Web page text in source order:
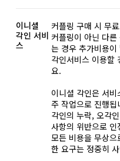
이니셜
각인 서비
스
커플링 구매 시 무
커플링이 아닌 다
는 경우 추가비용이
각인서비스 이용할
요.
이니셜 각인은 서
주 작업으로 진행됩
각인의 누락, 오각
사항의 위반으로 인
모든 비용을 무상
한 요구는 정중히